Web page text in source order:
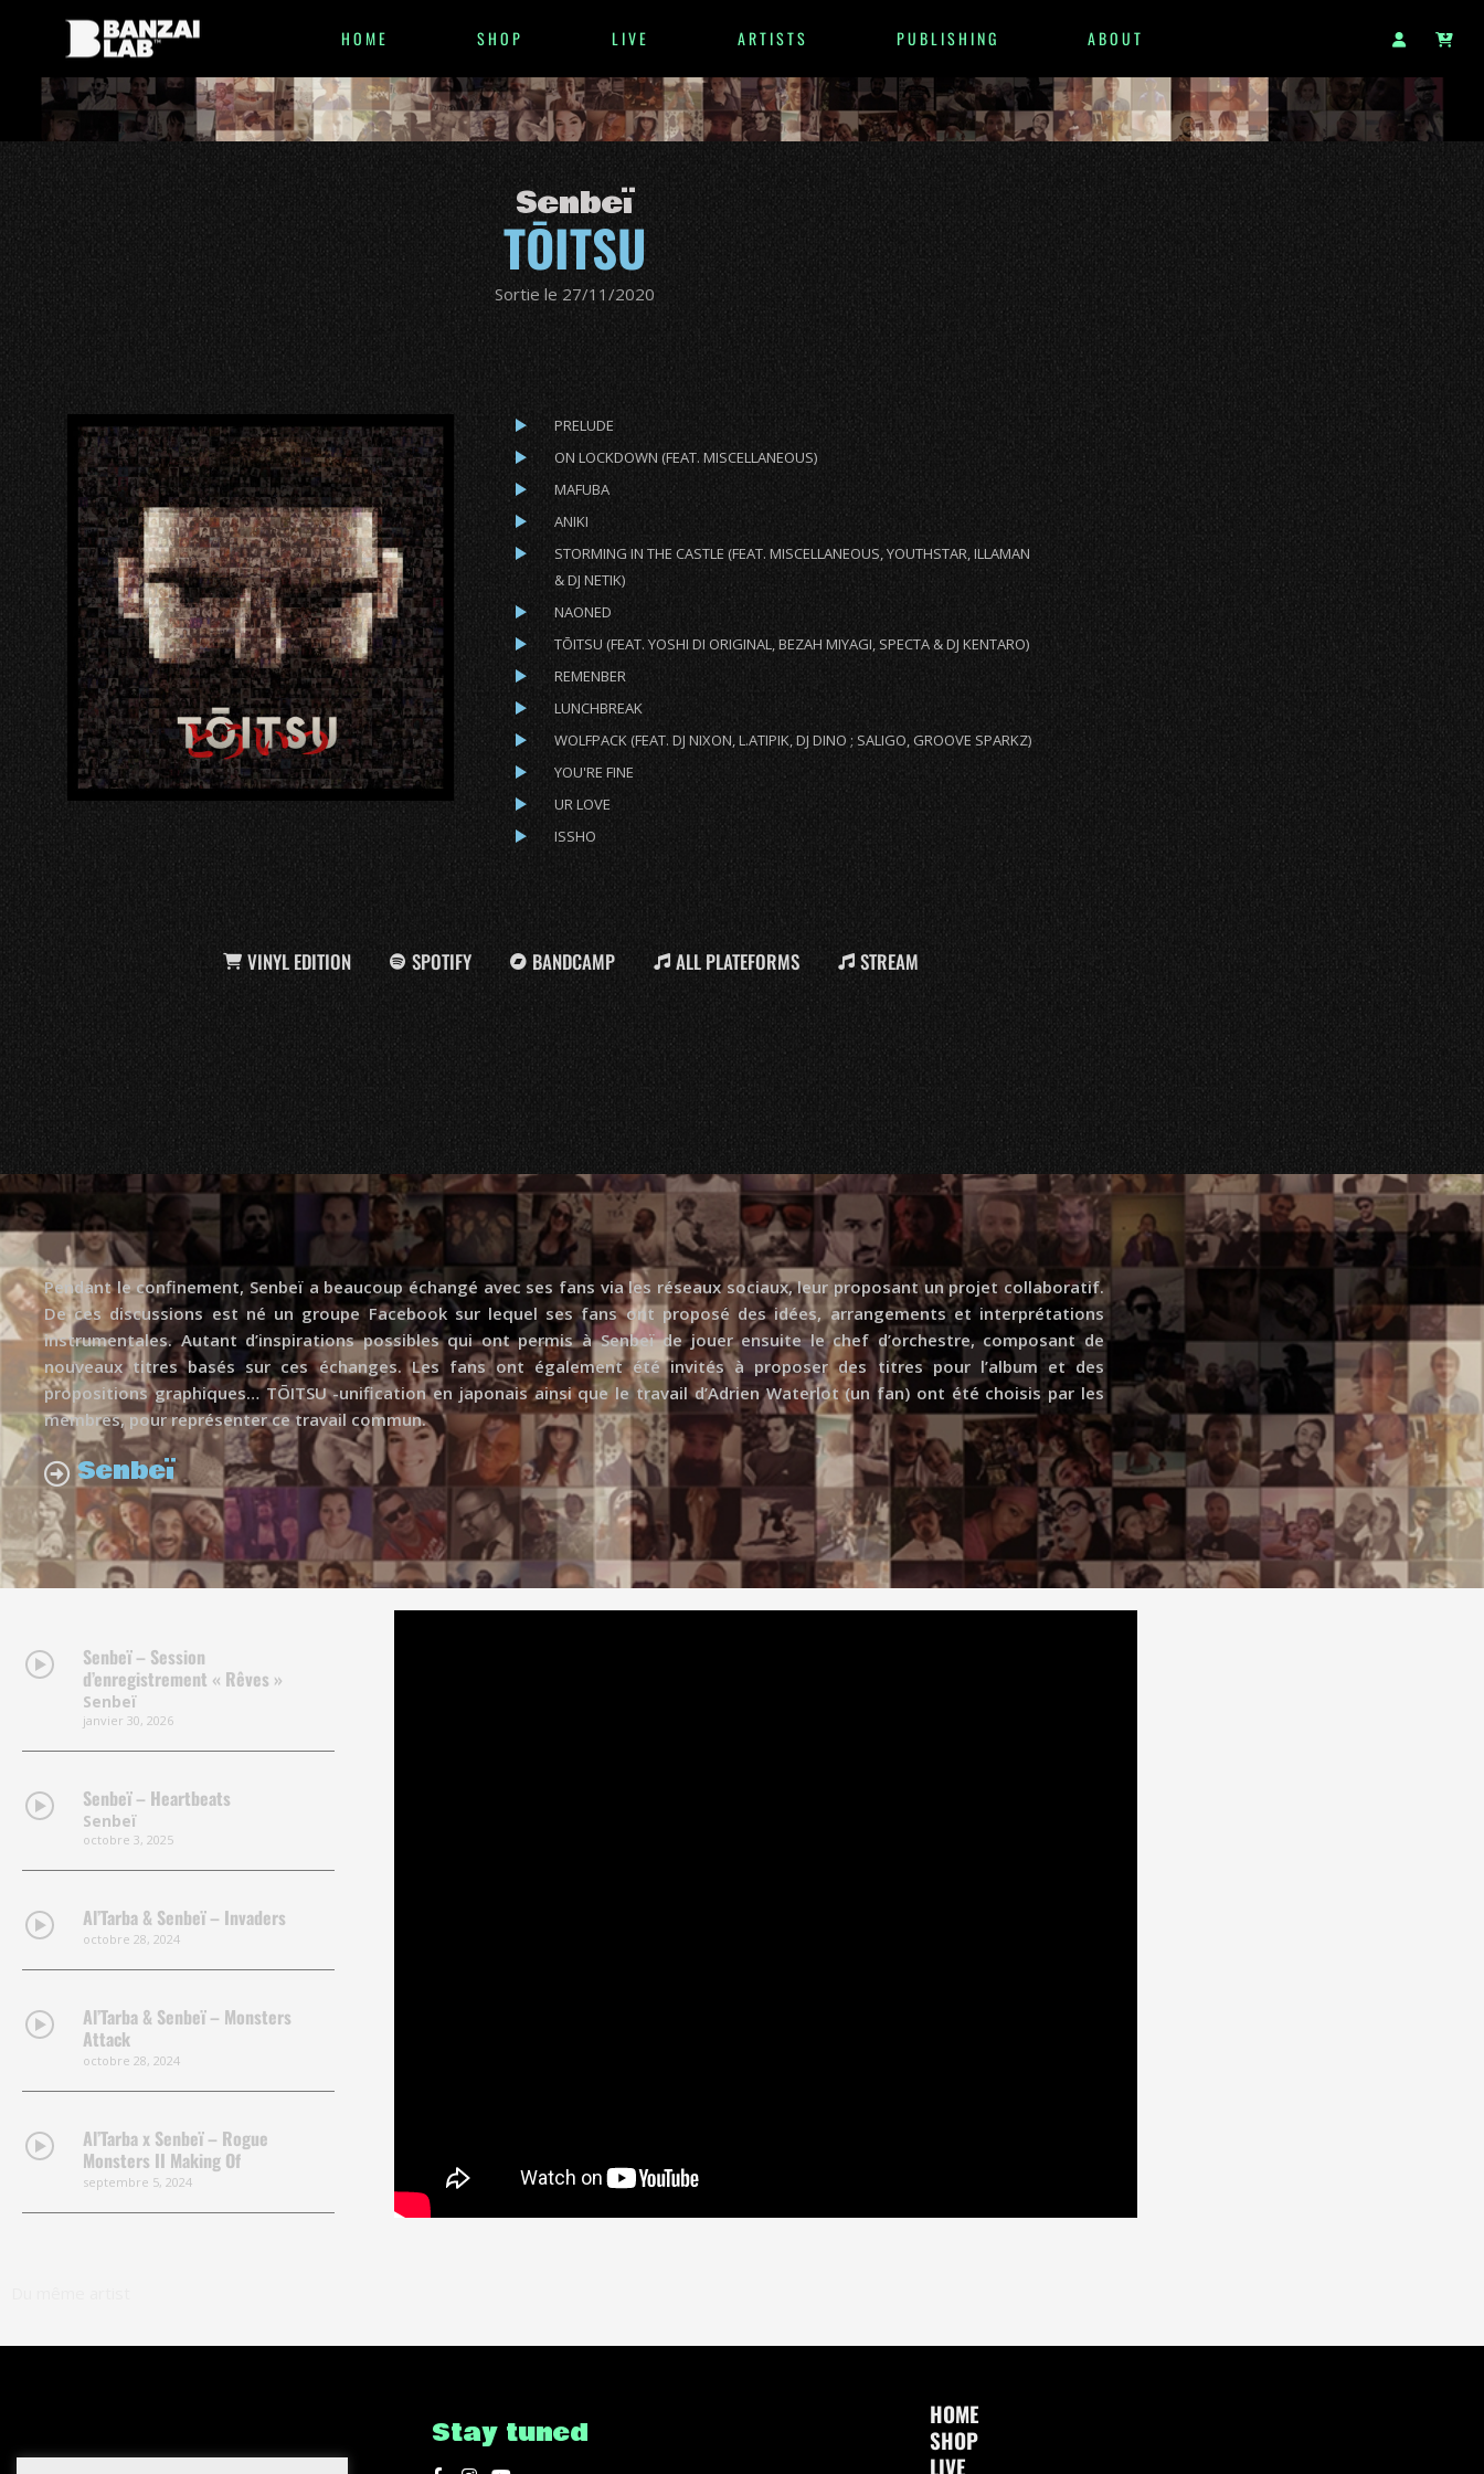
HOME SHOP LIVE ARTISTS PUBLISHING ABOUT
Senbeï
TŌITSU
Sortie le 27/11/2020
PRELUDE
ON LOCKDOWN (FEAT. MISCELLANEOUS)
MAFUBA
ANIKI
STORMING IN THE CASTLE (FEAT. MISCELLANEOUS, YOUTHSTAR, ILLAMAN
& DJ NETIK)
NAONED
TŌITSU (FEAT. YOSHI DI ORIGINAL, BEZAH MIYAGI, SPECTA & DJ KENTARO)
REMENBER
LUNCHBREAK
WOLFPACK (FEAT. DJ NIXON, L.ATIPIK, DJ DINO ; SALIGO, GROOVE SPARKZ)
YOU'RE FINE
UR LOVE
ISSHO
VINYL EDITION SPOTIFY BANDCAMP ALL PLATEFORMS STREAM
Pendant le confinement, Senbeï a beaucoup échangé avec ses fans via les réseaux sociaux, leur proposant un projet collaboratif.
De ces discussions est né un groupe Facebook sur lequel ses fans ont proposé des idées, arrangements et interprétations
instrumentales. Autant d’inspirations possibles qui ont permis à Senbeï de jouer ensuite le chef d’orchestre, composant de
nouveaux titres basés sur ces échanges. Les fans ont également été invités à proposer des titres pour l’album et des
propositions graphiques… TŌITSU -unification en japonais ainsi que le travail d’Adrien Waterlot (un fan) ont été choisis par les
membres, pour représenter ce travail commun.
Senbeï
Senbeï – Session
d’enregistrement « Rêves »
Senbeï
janvier 30, 2026
Senbeï – Heartbeats
Senbeï
octobre 3, 2025
Al’Tarba & Senbeï – Invaders
octobre 28, 2024
Al’Tarba & Senbeï – Monsters
Attack
octobre 28, 2024
Al’Tarba x Senbeï – Rogue
Monsters II Making Of
septembre 5, 2024
Stay tuned
HOME
SHOP
LIVE